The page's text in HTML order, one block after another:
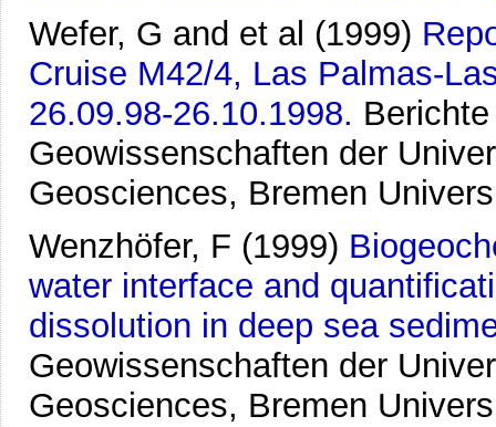
Wefer, G and et al (1999)
Cruise M42/4, Las Palmas-
26.09.98-26.10.1998.
Geowissenschaften der
Geosciences, Bremen
Wenzhöfer, F (1999)
water interface and
dissolution in deep sea
Geowissenschaften der
Geosciences, Bremen